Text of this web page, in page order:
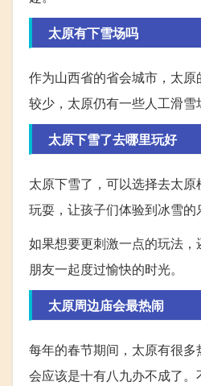
太原有下雪场吗
作为山西省的省会城市，太
较少，太原仍有一些人工滑雪
太原下雪了去哪里玩好
太原下雪了，可以选择去太
玩耍，让孩子们体验到冰雪的
如果想要更刺激一点的玩法
朋友一起度过愉快的时光。
太原周边庙会最热闹
每年的春节期间，太原有很
会应该是十有八九办不成了